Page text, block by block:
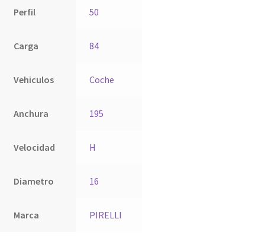
Perfil 50
Carga 84
Vehiculos Coche
Anchura 195
Velocidad H
Diametro 16
Marca PIRELLI